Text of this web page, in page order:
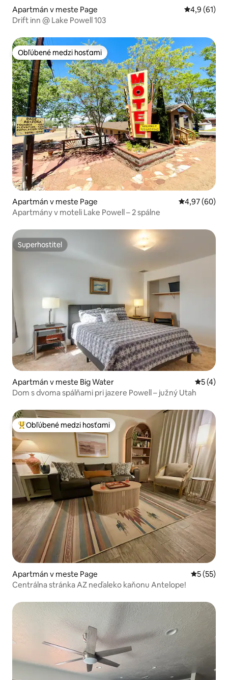
Apartmán v meste Page Priemerné
4,9 (61)
Drift inn @ Lake Powell 103
Obľúbené medzi hosťami
Obľúbené medzi hosťami
Apartmán v meste Page Priemerné
4,97 (60)
Apartmány v moteli Lake Powell – 2 spálne
Superhostiteľ
Superhostiteľ
Apartmán v meste Big Water
5 (4)
Dom s dvoma spálňami pri jazere Powell – južný Utah
Najobľúbenejšie medzi hosťami
Obľúbené medzi hosťami
Apartmán v meste Page
5 (55)
Centrálna stránka AZ neďaleko kaňonu Antelope!